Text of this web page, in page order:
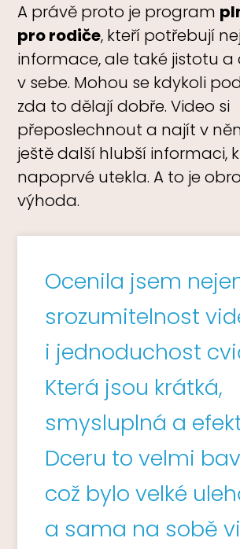
A právě proto je program
pro rodiče, kteří potřebují
informace, ale také jistotu a
v sebe. Mohou se kdykoli
zda to dělají dobře. Video si
přeposlechnout a najít v
ještě další hlubší informaci,
napoprvé utekla. A to je
výhoda.
Ocenila jsem
srozumitelnost
i jednoduchost
Která jsou krátká,
smysluplná a
Dceru to velmi
což bylo velké
a sama na sobě